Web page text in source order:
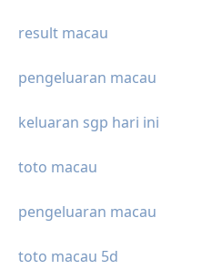
result macau
pengeluaran macau
keluaran sgp hari ini
toto macau
pengeluaran macau
toto macau 5d